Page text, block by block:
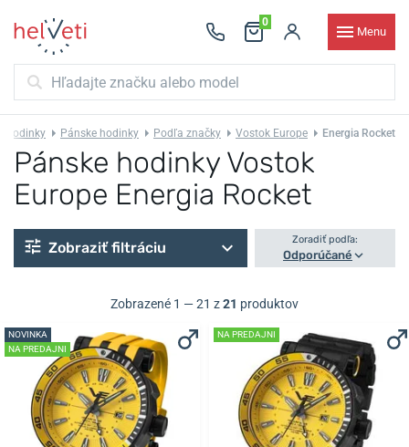
0
Menu
Hodinky Pánske hodinky Podľa značky Vostok Europe Energia Rocket
Pánske hodinky Vostok
Europe Energia Rocket
Zobraziť filtráciu Zoradiť podľa:
Odporúčané
Zobrazené 1 — 21 z21 produktov
NOVINKA
NA PREDAJNI
NA PREDAJNI